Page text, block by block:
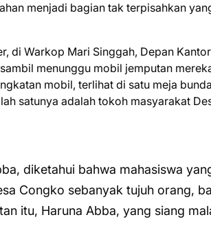
menjadi bagian tak terpisahkan
di Warkop Mari Singgah, Depan
menunggu mobil jemputan
mobil, terlihat di satu meja
satunya adalah tokoh masyarakat
diketahui bahwa mahasiswa
Congko sebanyak tujuh orang,
itu, Haruna Abba, yang siang